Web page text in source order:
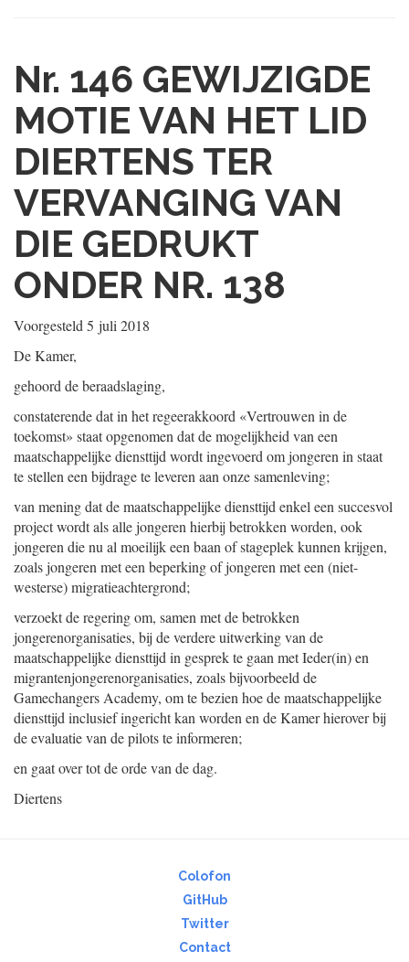
Nr. 146 GEWIJZIGDE
MOTIE VAN HET LID
DIERTENS TER
VERVANGING VAN
DIE GEDRUKT
ONDER NR. 138
Voorgesteld 5 juli 2018
De Kamer,
gehoord de beraadslaging,
constaterende dat in het regeerakkoord «Vertrouwen in de
toekomst» staat opgenomen dat de mogelijkheid van een
maatschappelijke diensttijd wordt ingevoerd om jongeren in staat
te stellen een bijdrage te leveren aan onze samenleving;
van mening dat de maatschappelijke diensttijd enkel een succesvol
project wordt als alle jongeren hierbij betrokken worden, ook
jongeren die nu al moeilijk een baan of stageplek kunnen krijgen,
zoals jongeren met een beperking of jongeren met een (niet-
westerse) migratieachtergrond;
verzoekt de regering om, samen met de betrokken
jongerenorganisaties, bij de verdere uitwerking van de
maatschappelijke diensttijd in gesprek te gaan met Ieder(in) en
migrantenjongerenorganisaties, zoals bijvoorbeeld de
Gamechangers Academy, om te bezien hoe de maatschappelijke
diensttijd inclusief ingericht kan worden en de Kamer hierover bij
de evaluatie van de pilots te informeren;
en gaat over tot de orde van de dag.
Diertens
Colofon
GitHub
Twitter
Contact